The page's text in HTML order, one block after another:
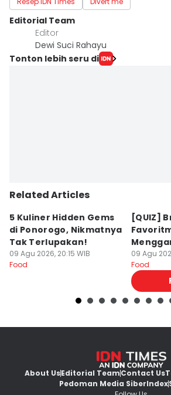
Editorial Team
Editor
Dewi Suci Rahayu
Tonton lebih seru di
Related Articles
5 Kuliner Hidden Gems
di Ponorogo, Nikmatnya
Tak Terlupakan!
09 Agu 2026, 20:15 WIB
Food
[QUIZ]
09 Agu
Food
About UsEditorial TeamContact Us
Pedoman Media SiberIndex